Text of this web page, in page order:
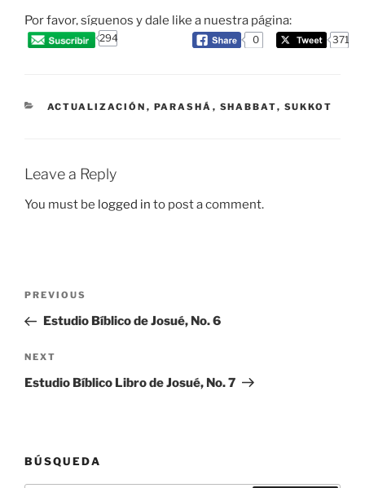
Por favor, síguenos y dale like a nuestra página:
294 0 371
CATEGORIES
ACTUALIZACIÓN , PARASHÁ , SHABBAT, SUKKOT
Leave a Reply
You must be logged in to post a comment.
Previous
Post
PREVIOUS
Estudio Bíblico de Josué, No. 6
Next
Post
NEXT
Estudio Bíblico Libro de Josué, No. 7
BÚSQUEDA